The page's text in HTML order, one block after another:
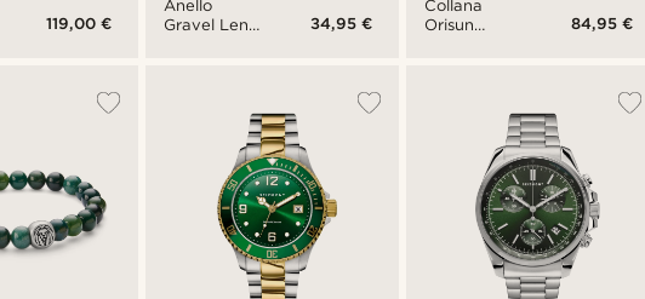
119,00 €
Anello
Gravel Len
34,95 €
Collana
Orisun
84,95 €